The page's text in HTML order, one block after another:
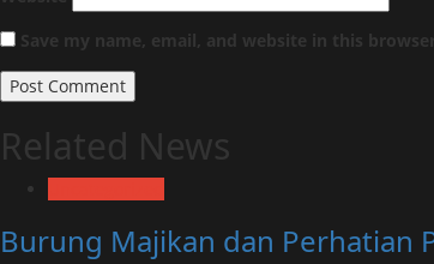
Save my name, email, and website in this
Related News
Burung Majikan dan Perhatian